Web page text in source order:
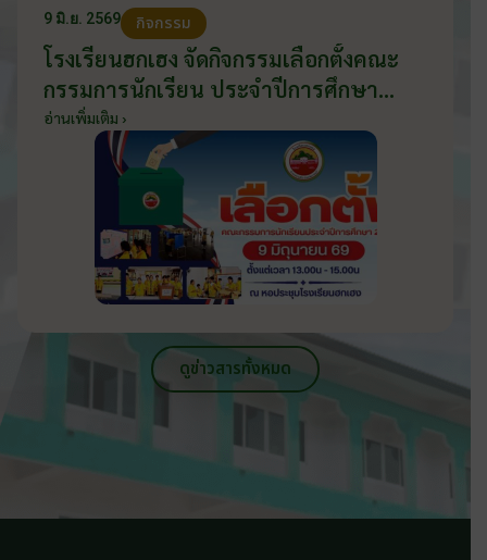
9 มิ.ย. 2569 กิจกรรม
โรงเรียนฮกเฮง จัดกิจกรรมเลือกตั้งคณะ
กรรมการนักเรียน ประจำปีการศึกษา
2569 ส่งเสริมประชาธิปไตยในโรงเรียน
วันที่ 9 มิถุนายน 2569
อ่านเพิ่มเติม ›
ดูข่าวสารทั้งหมด